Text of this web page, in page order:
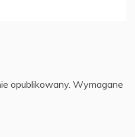
opublikowany. Wymagane